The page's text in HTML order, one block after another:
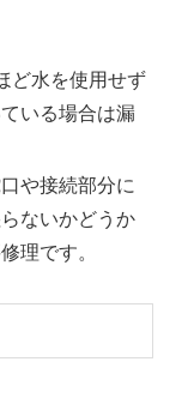
ど水を使用せず
いる場合は漏
口や接続部分に
ないかどうか
理です。